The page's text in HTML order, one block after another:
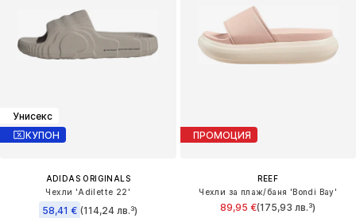
Унисекс
КУПОН
ADIDAS ORIGINALS
Чехли 'Adilette 22'
58,41 € (114,24 лв.³)
ПРОМОЦИЯ
REEF
Чехли за плаж/баня 'Bondi Bay'
89,95 €(175,93 лв.³)